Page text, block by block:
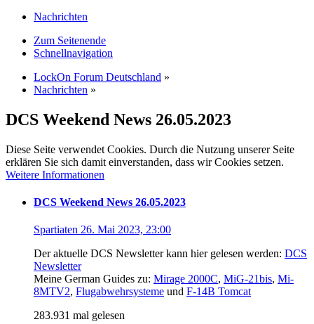
Nachrichten
Zum Seitenende
Schnellnavigation
LockOn Forum Deutschland »
Nachrichten »
DCS Weekend News 26.05.2023
Diese Seite verwendet Cookies. Durch die Nutzung unserer Seite
erklären Sie sich damit einverstanden, dass wir Cookies setzen.
Weitere Informationen
DCS Weekend News 26.05.2023
Spartiaten 26. Mai 2023, 23:00
Der aktuelle DCS Newsletter kann hier gelesen werden: DCS
Newsletter
Meine German Guides zu: Mirage 2000C, MiG-21bis, Mi-
8MTV2, Flugabwehrsysteme und F-14B Tomcat
283.931 mal gelesen